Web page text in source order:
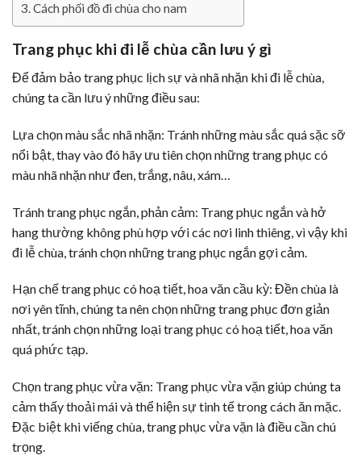
Cách phối đồ đi chùa cho nam
Trang phục khi đi lễ chùa cần lưu ý gì
Để đảm bảo trang phục lịch sự và nhã nhặn khi đi lễ chùa,
chúng ta cần lưu ý những điều sau:
Lựa chọn màu sắc nhã nhặn: Tránh những màu sắc quá sặc sỡ
nổi bật, thay vào đó hãy ưu tiên chọn những trang phục có
màu nhã nhặn như đen, trắng, nâu, xám…
Tránh trang phục ngắn, phản cảm: Trang phục ngắn và hở
hang thường không phù hợp với các nơi linh thiêng, vì vậy khi
đi lễ chùa, tránh chọn những trang phục ngắn gợi cảm.
Hạn chế trang phục có hoạ tiết, hoa văn cầu kỳ: Đền chùa là
nơi yên tĩnh, chúng ta nên chọn những trang phục đơn giản
nhất, tránh chọn những loại trang phục có hoạ tiết, hoa văn
quá phức tạp.
Chọn trang phục vừa vặn: Trang phục vừa vặn giúp chúng ta
cảm thấy thoải mái và thể hiện sự tinh tế trong cách ăn mặc.
Đặc biệt khi viếng chùa, trang phục vừa vặn là điều cần chú
trọng.